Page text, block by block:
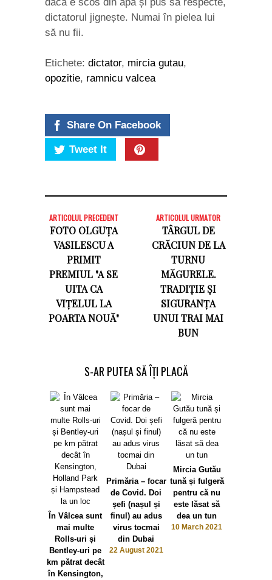
dictatorul jignește. Numai în pielea lui
să nu fii.
Etichete: dictator, mircia gutau,
opozitie, ramnicu valcea
Share On Facebook
Tweet It
ARTICOLUL PRECEDENT
FOTO OLGUȚA
VASILESCU A
PRIMIT
PREMIUL "A SE
UITA CA
VIȚELUL LA
POARTA NOUĂ"
ARTICOLUL URMATOR
TÂRGUL DE
CRĂCIUN DE LA
TURNU
MĂGURELE.
TRADIȚIE ȘI
SIGURANȚA
UNUI TRAI MAI
BUN
S-AR PUTEA SĂ ÎȚI PLACĂ
În Vâlcea sunt
mai multe
Rolls-uri și
Bentley-uri pe
km pătrat decât
în Kensington,
Primăria – focar
de Covid. Doi
șefi (nașul și
finul) au adus
virus tocmai
din Dubai
22 August 2021
Mircia Gutău
tună și fulgeră
pentru că nu
este lăsat să
dea un tun
10 March 2021